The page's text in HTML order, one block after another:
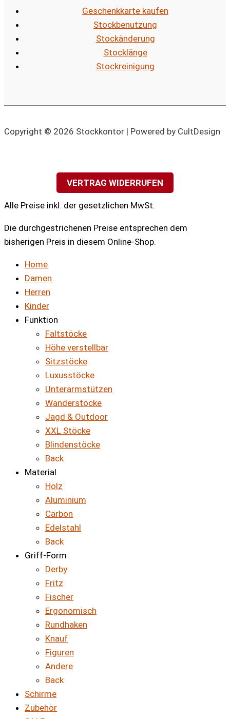
Geschenkkarte kaufen
Stockbenutzung
Stockänderung
Stocklänge
Stockreinigung
Copyright © 2026 Stockkontor | Powered by CultDesign
VERTRAG WIDERRUFEN
Alle Preise inkl. der gesetzlichen MwSt.
Die durchgestrichenen Preise entsprechen dem
bisherigen Preis in diesem Online-Shop.
Home
Damen
Herren
Kinder
Funktion
Faltstöcke
Höhe verstellbar
Sitzstöcke
Luxusstöcke
Unterarmstützen
Wanderstöcke
Jagd & Outdoor
XXL Stöcke
Blindenstöcke
Back
Material
Holz
Aluminium
Carbon
Edelstahl
Back
Griff-Form
Derby
Fritz
Fischer
Ergonomisch
Rundhaken
Knauf
Figuren
Andere
Back
Schirme
Zubehör